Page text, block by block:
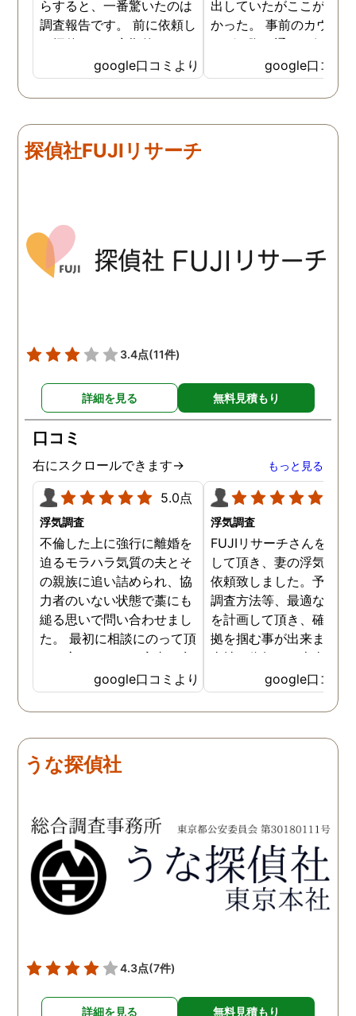
らすると、一番驚いたのは
調査報告です。 前に依頼し
た探偵では、定期的にまと
めて報告がくる為なかなか
実際の現状を把握するのが
難しかったですが、ここは
来ていました。 担当の人も
丁寧で報告内容もわかりや
google口コミより
出していたがここが一番
かった。 事前のカウン
ングの際の通りの価格で
途中での追加料金なども
く安心してお任せできた
由のひとつ。 かと言っ
く、むしろ期待以上に細
google口コミ
探偵社FUJIリサーチ
3.4点(11件)
詳細を見る 無料見積もり
口コミ
右にスクロールできます→ もっと見る
5.0点
浮気調査
不倫した上に強行に離婚を
迫るモラハラ気質の夫とそ
の親族に追い詰められ、協
力者のいない状態で藁にも
縋る思いで問い合わせまし
た。 最初に相談にのって頂
いた方も、とても率直に意
見を言っていただき、また
費用面も正直に答えていた
だき、私の望む結果を得る
言えないですが、それでも
少しでも低く抑えるアドバ
た。 調査も私の望む結果を
得るべく、尽力して頂き、
密に連絡をいただきなが
ら、丁寧に対応してくださ
いました。 おかげで、とて
も、不安で日々辛い気持ち
対応して頂いた上に、かな
google口コミより
浮気調査
FUJIリサーチさんをご紹
して頂き、妻の浮気調査
依頼致しました。予算か
調査方法等、最適なやり
を計画して頂き、確実な
拠を掴む事が出来ました
当社に依頼して本当に良
ったと実感しております
依頼中にはいろいろな相
も聞いて頂き、救われる
謝しております。 私と
何かありましたらご相談
せて頂きたいと思います
google口コミ
うな探偵社
4.3点(7件)
詳細を見る 無料見積もり